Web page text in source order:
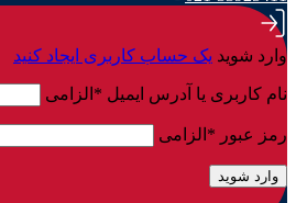
وارد شوید یک حساب کاربری ایجاد کنید
نام کاربری یا آدرس ایمیل * الزامی
رمز عبور * الزامی
وارد شوید